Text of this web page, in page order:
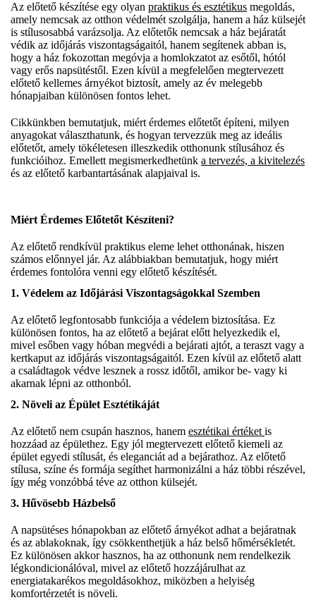
Az előtető készítése egy olyan praktikus és esztétikus megoldás,
amely nemcsak az otthon védelmét szolgálja, hanem a ház külsejét
is stílusosabbá varázsolja. Az előtetők nemcsak a ház bejáratát
védik az időjárás viszontagságaitól, hanem segítenek abban is,
hogy a ház fokozottan megóvja a homlokzatot az esőtől, hótól
vagy erős napsütéstől. Ezen kívül a megfelelően megtervezett
előtető kellemes árnyékot biztosít, amely az év melegebb
hónapjaiban különösen fontos lehet.
Cikkünkben bemutatjuk, miért érdemes előtetőt építeni, milyen
anyagokat választhatunk, és hogyan tervezzük meg az ideális
előtetőt, amely tökéletesen illeszkedik otthonunk stílusához és
funkcióihoz. Emellett megismerkedhetünk a tervezés, a kivitelezés
és az előtető karbantartásának alapjaival is.
Miért Érdemes Előtetőt Készíteni?
Az előtető rendkívül praktikus eleme lehet otthonának, hiszen
számos előnnyel jár. Az alábbiakban bemutatjuk, hogy miért
érdemes fontolóra venni egy előtető készítését.
1. Védelem az Időjárási Viszontagságokkal Szemben
Az előtető legfontosabb funkciója a védelem biztosítása. Ez
különösen fontos, ha az előtető a bejárat előtt helyezkedik el,
mivel esőben vagy hóban megvédi a bejárati ajtót, a teraszt vagy a
kertkaput az időjárás viszontagságaitól. Ezen kívül az előtető alatt
a családtagok védve lesznek a rossz időtől, amikor be- vagy ki
akarnak lépni az otthonból.
2. Növeli az Épület Esztétikáját
Az előtető nem csupán hasznos, hanem esztétikai értéket is
hozzáad az épülethez. Egy jól megtervezett előtető kiemeli az
épület egyedi stílusát, és eleganciát ad a bejárathoz. Az előtető
stílusa, színe és formája segíthet harmonizálni a ház többi részével,
így még vonzóbbá téve az otthon külsejét.
3. Hűvösebb Házbelső
A napsütéses hónapokban az előtető árnyékot adhat a bejáratnak
és az ablakoknak, így csökkenthetjük a ház belső hőmérsékletét.
Ez különösen akkor hasznos, ha az otthonunk nem rendelkezik
légkondicionálóval, mivel az előtető hozzájárulhat az
energiatakarékos megoldásokhoz, miközben a helyiség
komfortérzetét is növeli.